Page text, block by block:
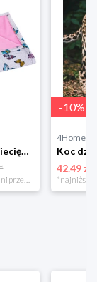
Bellatex Koc dziecięcy Bára Butterfly różowy, 75 x 100 cm
-10%
4Home
42.49 zł